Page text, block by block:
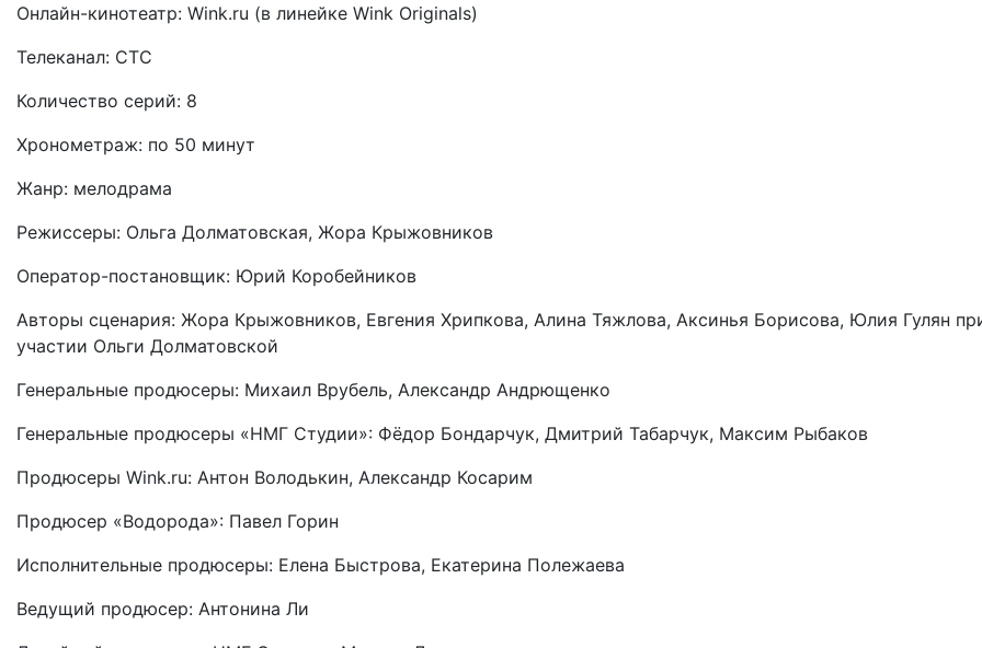
Онлайн-кинотеатр: Wink.ru (в линейке Wink Originals)
Телеканал: СТС
Количество серий: 8
Хронометраж: по 50 минут
Жанр: мелодрама
Режиссеры: Ольга Долматовская, Жора Крыжовников
Оператор-постановщик: Юрий Коробейников
Авторы сценария: Жора Крыжовников, Евгения Хрипкова, Алина Тяжлова, Аксинья Борисова, Юлия Гулян
участии Ольги Долматовской
Генеральные продюсеры: Михаил Врубель, Александр Андрющенко
Генеральные продюсеры «НМГ Студии»: Фёдор Бондарчук, Дмитрий Табарчук, Максим Рыбаков
Продюсеры Wink.ru: Антон Володькин, Александр Косарим
Продюсер «Водорода»: Павел Горин
Исполнительные продюсеры: Елена Быстрова, Екатерина Полежаева
Ведущий продюсер: Антонина Ли